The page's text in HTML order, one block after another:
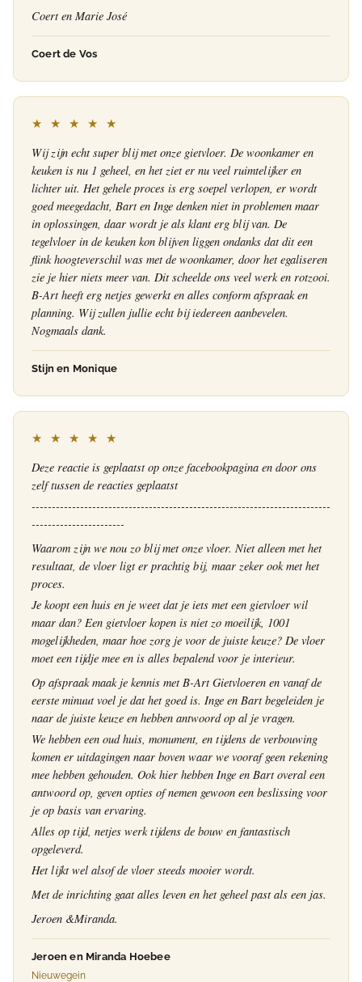
Coert en Marie José
Coert de Vos
★ ★ ★ ★ ★
Wij zijn echt super blij met onze gietvloer. De woonkamer en
keuken is nu 1 geheel, en het ziet er nu veel ruimtelijker en
lichter uit. Het gehele proces is erg soepel verlopen, er wordt
goed meegedacht, Bart en Inge denken niet in problemen maar
in oplossingen, daar wordt je als klant erg blij van. De
tegelvloer in de keuken kon blijven liggen ondanks dat dit een
flink hoogteverschil was met de woonkamer, door het egaliseren
zie je hier niets meer van. Dit scheelde ons veel werk en rotzooi.
B-Art heeft erg netjes gewerkt en alles conform afspraak en
planning. Wij zullen jullie echt bij iedereen aanbevelen.
Nogmaals dank.
Stijn en Monique
★ ★ ★ ★ ★
Deze reactie is geplaatst op onze facebookpagina en door ons
zelf tussen de reacties geplaatst
--------------------------------------------------------------------------
-----------------------
Waarom zijn we nou zo blij met onze vloer. Niet alleen met het
resultaat, de vloer ligt er prachtig bij, maar zeker ook met het
proces.
Je koopt een huis en je weet dat je iets met een gietvloer wil
maar dan? Een gietvloer kopen is niet zo moeilijk, 1001
mogelijkheden, maar hoe zorg je voor de juiste keuze? De vloer
moet een tijdje mee en is alles bepalend voor je interieur.
Op afspraak maak je kennis met B-Art Gietvloeren en vanaf de
eerste minuut voel je dat het goed is. Inge en Bart begeleiden je
naar de juiste keuze en hebben antwoord op al je vragen.
We hebben een oud huis, monument, en tijdens de verbouwing
komen er uitdagingen naar boven waar we vooraf geen rekening
mee hebben gehouden. Ook hier hebben Inge en Bart overal een
antwoord op, geven opties of nemen gewoon een beslissing voor
je op basis van ervaring.
Alles op tijd, netjes werk tijdens de bouw en fantastisch
opgeleverd.
Het lijkt wel alsof de vloer steeds mooier wordt.
Met de inrichting gaat alles leven en het geheel past als een jas.
Jeroen &Miranda.
Jeroen en Miranda Hoebee
Nieuwegein